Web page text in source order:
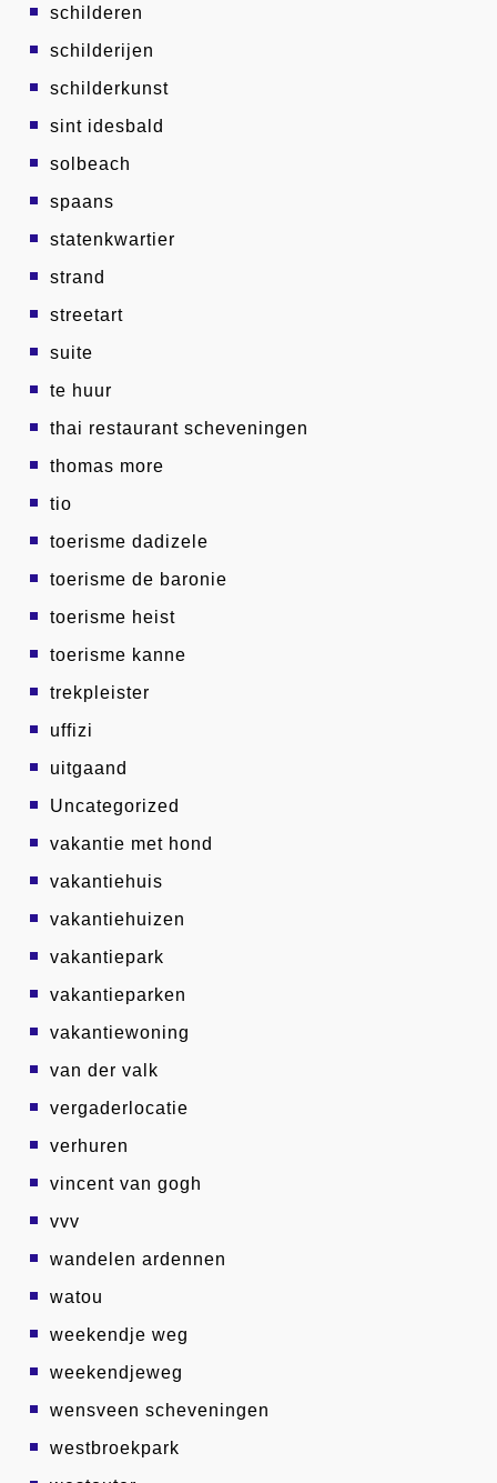
schilderen
schilderijen
schilderkunst
sint idesbald
solbeach
spaans
statenkwartier
strand
streetart
suite
te huur
thai restaurant scheveningen
thomas more
tio
toerisme dadizele
toerisme de baronie
toerisme heist
toerisme kanne
trekpleister
uffizi
uitgaand
Uncategorized
vakantie met hond
vakantiehuis
vakantiehuizen
vakantiepark
vakantieparken
vakantiewoning
van der valk
vergaderlocatie
verhuren
vincent van gogh
vvv
wandelen ardennen
watou
weekendje weg
weekendjeweg
wensveen scheveningen
westbroekpark